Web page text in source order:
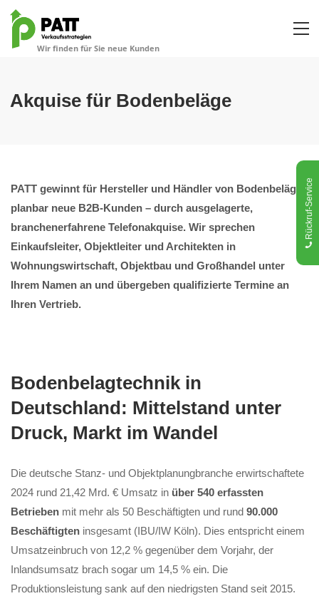
Akquise für Bodenbeläge
PATT gewinnt für Hersteller und Händler von Bodenbelägen
planbar neue B2B-Kunden – durch ausgelagerte,
branchenerfahrene Telefonakquise. Wir sprechen
Einkaufsleiter, Objektleiter und Architekten in
Wohnungswirtschaft, Objektbau und Großhandel unter
Ihrem Namen an und übergeben qualifizierte Termine an
Ihren Vertrieb.
Bodenbelagtechnik in
Deutschland: Mittelstand unter
Druck, Markt im Wandel
Die deutsche Stanz- und Objektplanungbranche erwirtschaftete
2024 rund 21,42 Mrd. € Umsatz in über 540 erfassten
Betrieben mit mehr als 50 Beschäftigten und rund 90.000
Beschäftigten insgesamt (IBU/IW Köln). Dies entspricht einem
Umsatzeinbruch von 12,2 % gegenüber dem Vorjahr, der
Inlandsumsatz brach sogar um 14,5 % ein. Die
Produktionsleistung sank auf den niedrigsten Stand seit 2015.
Rückruf-Service